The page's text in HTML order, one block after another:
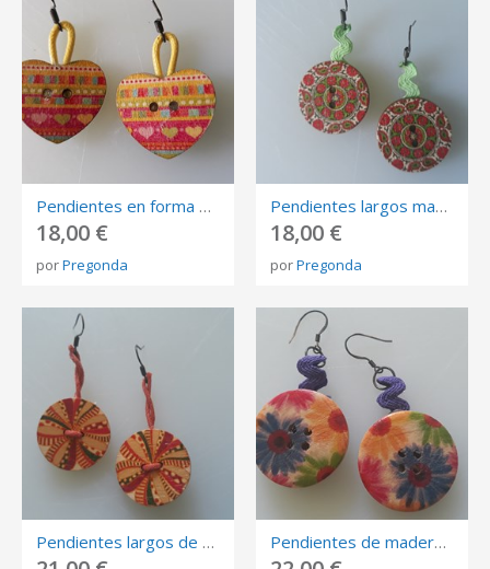
Pendientes en forma de corazón madera pintada rosa, amarillo y azul. Cierre de gancho plata oxidada.
18,00 €
porPregonda
Pendientes largos madera en diferentes colores predominio del rojo. Cierre de plata oxidada.
18,00 €
porPregonda
Pendientes largos de madera pintada en diferentes tonos con cierre de gancho de plata oxidada. Pendientes de madera pintada con flores en tono azul, amarillo, rosa y cierre de plata oxidada..